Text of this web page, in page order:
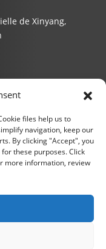
de Xinyang,
enverrons les
Co., Ltd. Tous
files help us to
navigation, keep our
By clicking "Accept", you
these purposes. Click
more information, review